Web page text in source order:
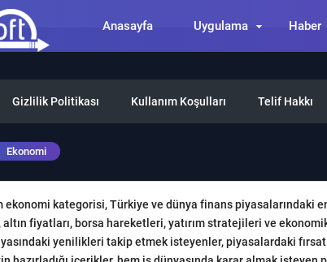
Anasayfa Uygulama Haber
Gizlilik Politikası Kullanım Koşulları Telif Hakkı
Ekonomi
ekonomi kategorisi, Türkiye ve dünya finans piyasalarındaki
altın fiyatları, borsa hareketleri, yatırım stratejileri ve
yenilikleri takip etmek isteyenler, piyasalardaki